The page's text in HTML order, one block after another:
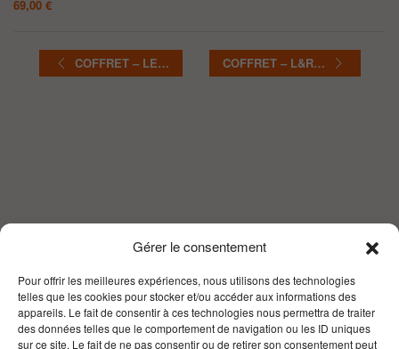
Gérer le consentement
Pour offrir les meilleures expériences, nous utilisons des technologies
telles que les cookies pour stocker et/ou accéder aux informations des
appareils. Le fait de consentir à ces technologies nous permettra de traiter
des données telles que le comportement de navigation ou les ID uniques
sur ce site. Le fait de ne pas consentir ou de retirer son consentement peut
119,00
COFFRET – LE… COFFRET – L&R…